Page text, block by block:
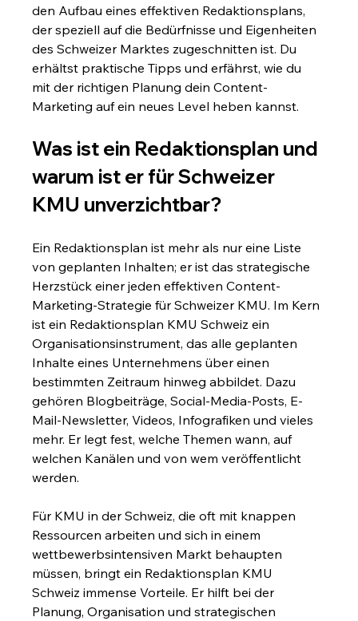
den Aufbau eines effektiven Redaktionsplans,
der speziell auf die Bedürfnisse und Eigenheiten
des Schweizer Marktes zugeschnitten ist. Du
erhältst praktische Tipps und erfährst, wie du
mit der richtigen Planung dein Content-
Marketing auf ein neues Level heben kannst.
Was ist ein Redaktionsplan und
warum ist er für Schweizer
KMU unverzichtbar?
Ein Redaktionsplan ist mehr als nur eine Liste
von geplanten Inhalten; er ist das strategische
Herzstück einer jeden effektiven Content-
Marketing-Strategie für Schweizer KMU. Im Kern
ist ein Redaktionsplan KMU Schweiz ein
Organisationsinstrument, das alle geplanten
Inhalte eines Unternehmens über einen
bestimmten Zeitraum hinweg abbildet. Dazu
gehören Blogbeiträge, Social-Media-Posts, E-
Mail-Newsletter, Videos, Infografiken und vieles
mehr. Er legt fest, welche Themen wann, auf
welchen Kanälen und von wem veröffentlicht
werden.
Für KMU in der Schweiz, die oft mit knappen
Ressourcen arbeiten und sich in einem
wettbewerbsintensiven Markt behaupten
müssen, bringt ein Redaktionsplan KMU
Schweiz immense Vorteile. Er hilft bei der
Planung, Organisation und strategischen